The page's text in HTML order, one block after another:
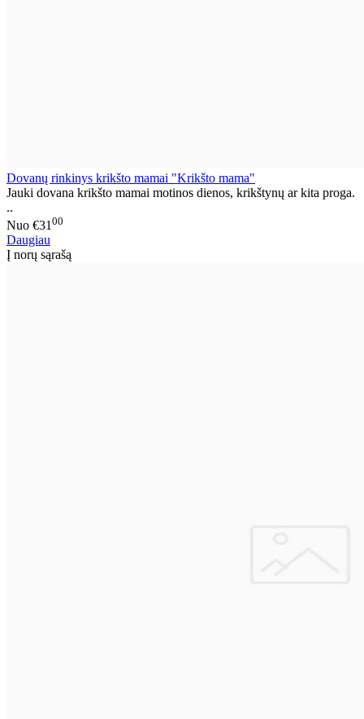
Dovanų rinkinys krikšto mamai "Krikšto mama"
Jauki dovana krikšto mamai motinos dienos, krikštynų ar kita proga.
..
Nuo €31 00
Daugiau
Į norų sąrašą